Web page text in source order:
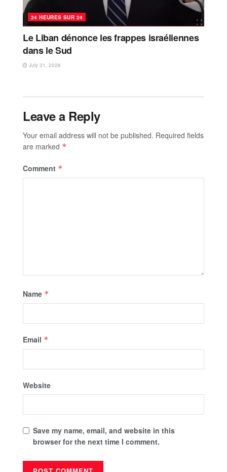
24 HEURES SUR 24
Le Liban dénonce les frappes israéliennes
dans le Sud
July 31, 2026
Leave a Reply
Your email address will not be published. Required fields
are marked *
Comment *
Name *
Email *
Website
Save my name, email, and website in this
browser for the next time I comment.